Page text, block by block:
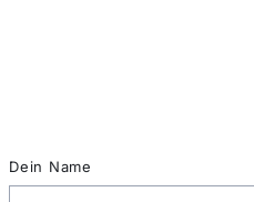
Dein Name